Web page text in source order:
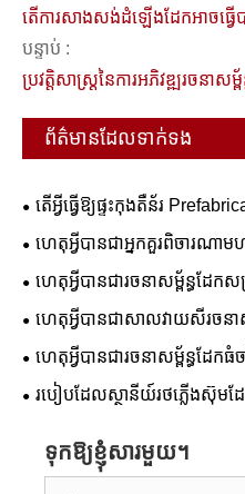
តើ​ការ​សាងសង់​ដំឡើង​ដែក​អាច​ធ្វ
បន្ទាប់ :
ប្រវត្តិសាស្រ្តនៃការអភិវឌ្ឍរចនាស
ព័ត៌មានដែលទាក់ទង
តើអ្វីធ្វើឱ្យផ្ទះកុងតឺន័រ
ពាណិជ្ជកម្ម និងលំនៅដ្ឋាន?
ហេតុអ្វីបានជាអ្នកគួរពិចារណា
អប់រំរបស់អ្នក។
ហេតុអ្វីបានជារចនាសម្ព័ន្ធដែ
ដំណោះស្រាយដ៏ល្អបំផុតសម្រាប់កា
ហេតុអ្វីបានជាសាលវាយសីរចនា
សម្រាប់ឧបករណ៍កីឡាទំនើប
ហេតុអ្វី​បាន​ជា​រចនាសម្ព័ន្ធ​ដែក​
របៀបដែលស្ថានីយ៍រថភ្លើងស៊ុមដ
ទុកឱ្យខ្ញុំសារមួយ។